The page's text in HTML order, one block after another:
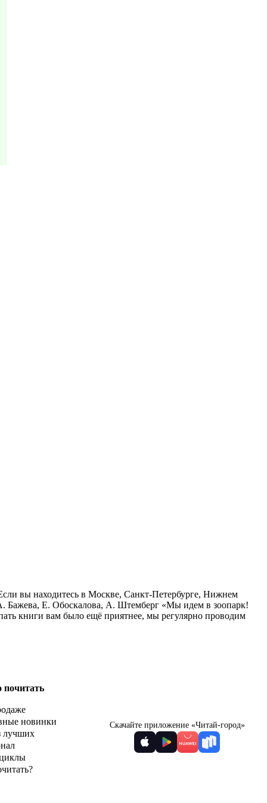
вы находитесь в Москве, Санкт-Петербурге, Нижнем
Бажева, Е. Обоскалова, А. Штемберг «Мы идем в зоопарк!
книги вам было ещё приятнее, мы регулярно проводим
почитать
новинки
лучших
Скачайте приложение «Читай-город»